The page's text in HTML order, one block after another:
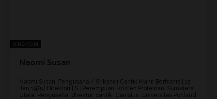
DIREKTORI
Naomi Susan
Naomi Susan, Pengusaha / Srikandi Cantik Mahir Berbisnis | 15
Jan 1975 | Direktori | S | Perempuan, Kristen Protestan, Sumatera
Utara, Pengusaha, direktur, cantik, Canisius, Universitas Portland